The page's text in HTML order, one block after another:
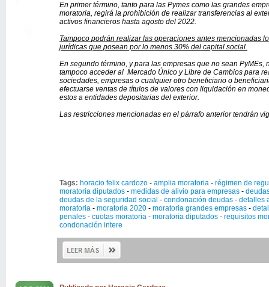
En primer término, tanto para las Pymes como las grandes
moratoria, regirá la prohibición de realizar transferencias al
activos financieros hasta agosto del 2022.
Tampoco podrán realizar las operaciones antes mencionadas
jurídicas que posean por lo menos 30% del capital social.
En segundo término, y para las empresas que no sean
tampoco acceder al Mercado Único y Libre de Cambios para
sociedades, empresas o cualquier otro beneficiario o
efectuarse ventas de títulos de valores con liquidación en
estos a entidades depositarias del exterior.
Las restricciones mencionadas en el párrafo anterior tendrán
Tags: horacio felix cardozo - amplia moratoria - régimen de
moratoria diputados - medidas de alivio para empresas -
deudas de la seguridad social - condonación deudas - detalles
moratoria - moratoria 2020 - moratoria grandes empresas -
penales - cuotas moratoria - moratoria diputados - requisitos
condonación intere